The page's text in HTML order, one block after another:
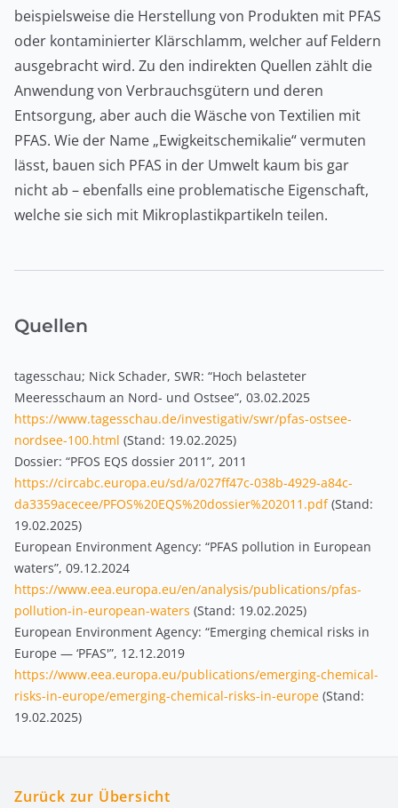
beispielsweise die Herstellung von Produkten mit PFAS
oder kontaminierter Klärschlamm, welcher auf Feldern
ausgebracht wird. Zu den indirekten Quellen zählt die
Anwendung von Verbrauchsgütern und deren
Entsorgung, aber auch die Wäsche von Textilien mit
PFAS. Wie der Name „Ewigkeitschemikalie“ vermuten
lässt, bauen sich PFAS in der Umwelt kaum bis gar
nicht ab – ebenfalls eine problematische Eigenschaft,
welche sie sich mit Mikroplastikpartikeln teilen.
Quellen
tagesschau; Nick Schader, SWR: “Hoch belasteter
Meeresschaum an Nord- und Ostsee”, 03.02.2025
https://www.tagesschau.de/investigativ/swr/pfas-ostsee-
nordsee-100.html (Stand: 19.02.2025)
Dossier: “PFOS EQS dossier 2011”, 2011
https://circabc.europa.eu/sd/a/027ff47c-038b-4929-a84c-
da3359acecee/PFOS%20EQS%20dossier%202011.pdf(Stand:
19.02.2025)
European Environment Agency: “PFAS pollution in European
waters”, 09.12.2024
https://www.eea.europa.eu/en/analysis/publications/pfas-
pollution-in-european-waters (Stand: 19.02.2025)
European Environment Agency: “Emerging chemical risks in
Europe — ‘PFAS'”, 12.12.2019
https://www.eea.europa.eu/publications/emerging-chemical-
risks-in-europe/emerging-chemical-risks-in-europe (Stand:
19.02.2025)
Zurück zur Übersicht